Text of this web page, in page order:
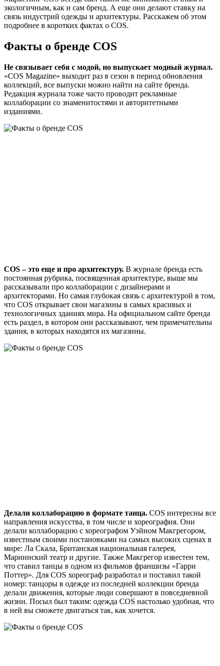
экологичным, как и сам бренд. А еще они делают ставку на
связь индустрий одежды и архитектуры. Расскажем об этом
подробнее в коротких фактах о COS.
Факты о бренде COS
Не связывает себя с модой, но выпускает модный журнал.
«COS Magazine» выходит раз в сезон в период обновления
коллекций, все выпуски можно найти на сайте бренда.
Редакция журнала тоже часто проводит рекламные
коллаборации со знаменитостями и авторитетными
изданиями.
COS – это еще и про архитектуру. В журнале бренда есть
постоянная рубрика, посвященная архитектуре, выше мы
рассказывали про коллаборации с дизайнерами и
архитекторами. Но самая глубокая связь с архитектурой в том,
что COS открывает свои магазины в самых красивых и
технологичных зданиях мира. На официальном сайте бренда
есть раздел, в котором они рассказывают, чем примечательны
здания, в которых находятся их магазины.
Делали коллаборацию в формате танца. COS интересны все
направления искусства, в том числе и хореография. Они
делали коллаборацию с хореографом Уэйном Макгрегором,
известным своими постановками на самых высоких сценах в
мире: Ла Скала, Британская национальная галерея,
Мариинский театр и другие. Также Макгрегор известен тем,
что ставил танцы в одном из фильмов франшизы «Гарри
Поттер». Для COS хореограф разработал и поставил такой
номер: танцоры в одежде из последней коллекции бренда
делали движения, которые люди совершают в повседневной
жизни. Посыл был таким: одежда COS настолько удобная, что
в ней вы сможете двигаться так, как хочется.